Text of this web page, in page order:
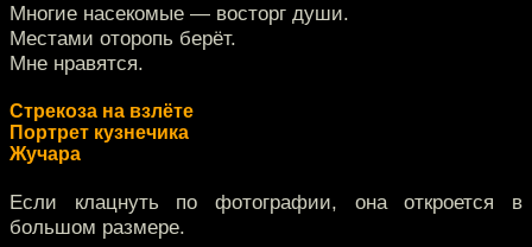
Многие насекомые — восторг души.
Местами оторопь берёт.
Мне нравятся.
Стрекоза на взлёте
Портрет кузнечика
Жучара
Если клацнуть по фотографии, она откроется в
большом размере.